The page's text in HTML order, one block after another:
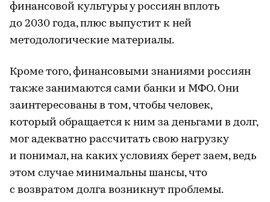
финансовой культуры у россиян вплоть
до 2030 года, плюс выпустит к ней
методологические материалы.
Кроме того, финансовыми знаниями россиян
также занимаются сами банки и МФО. Они
заинтересованы в том, чтобы человек,
который обращается к ним за деньгами в долг,
мог адекватно рассчитать свою нагрузку
и понимал, на каких условиях берет заем, ведь
этом случае минимальны шансы, что
с возвратом долга возникнут проблемы.